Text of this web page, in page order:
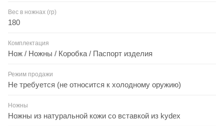
Вес в ножнах (гр)
180
Комплектация
Нож / Ножны / Коробка / Паспорт изделия
Режим продажи
Не требуется (не относится к холодному оружию)
Ножны
Ножны из натуральной кожи со вставкой из kydex